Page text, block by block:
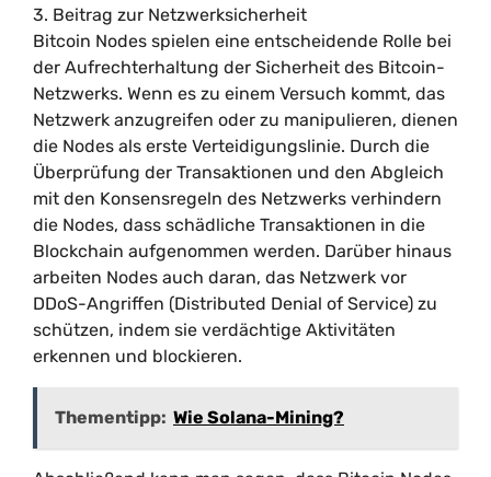
3. Beitrag zur Netzwerksicherheit
Bitcoin Nodes spielen eine entscheidende Rolle bei
der Aufrechterhaltung der Sicherheit des Bitcoin-
Netzwerks. Wenn es zu einem Versuch kommt, das
Netzwerk anzugreifen oder zu manipulieren, dienen
die Nodes als erste Verteidigungslinie. Durch die
Überprüfung der Transaktionen und den Abgleich
mit den Konsensregeln des Netzwerks verhindern
die Nodes, dass schädliche Transaktionen in die
Blockchain aufgenommen werden. Darüber hinaus
arbeiten Nodes auch daran, das Netzwerk vor
DDoS-Angriffen (Distributed Denial of Service) zu
schützen, indem sie verdächtige Aktivitäten
erkennen und blockieren.
Thementipp: Wie Solana-Mining?